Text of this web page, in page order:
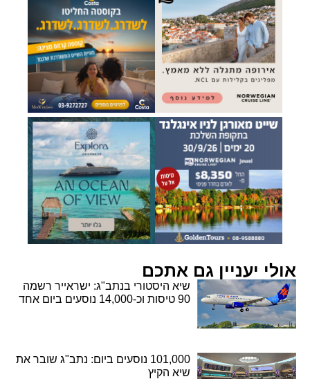
אולי יעניין גם אתכם
שיא היסטורי בנתב"ג: ישראייר רשמה
90 טיסות וכ-14,000 נוסעים ביום אחד
101,000 נוסעים ביום: נתב"ג שובר את
שיא הקיץ